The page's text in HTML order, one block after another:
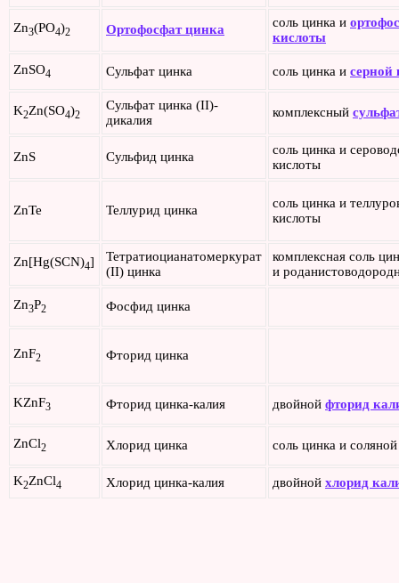
Zn3(PO4)2 Ортофосфат цинка соль цинка и
кислоты
ZnSO4 Сульфат цинка соль цинка и серной
K2Zn(SO4)2
Сульфат цинка (II)-
дикалия
комплексный
ZnS Сульфид цинка
соль цинка и
кислоты
ZnTe Теллурид цинка
соль цинка и
кислоты
Zn[Hg(SCN)4]
Тетратиоцианатомеркурат
(II) цинка
комплексная соль
и
Zn3P2 Фосфид цинка
ZnF2 Фторид цинка
KZnF3 Фторид цинка-калия двойной фторид
ZnCl2 Хлорид цинка соль цинка и
K2ZnCl4 Хлорид цинка-калия двойной хлорид